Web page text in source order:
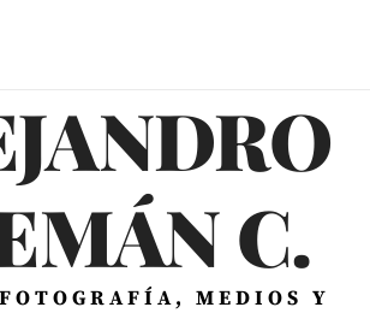
C.
MEDIOS Y